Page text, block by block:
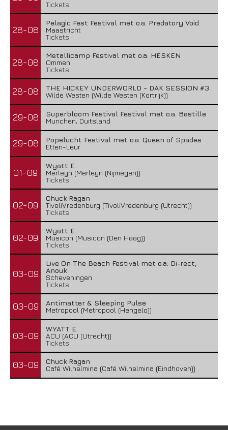
Tickets
28-08
Pelagic Fest Festival met o.a. Predatory Void
Maastricht
Tickets
28-08
Metallicamp Festival met o.a. HESKEN
Ommen
Tickets
28-08
THE HICKEY UNDERWORLD - DAK SESSION #3
Wilde Westen (Wilde Westen (Kortrijk))
29-08
Superbloom Festival Festival met o.a. Bastille
Munchen, Duitsland
29-08
Popelucht Festival met o.a. Queen of Spades
Etten-Leur
01-09
Wyatt E.
Merleyn (Merleyn (Nijmegen))
Tickets
02-09
Chuck Ragan
TivoliVredenburg (TivoliVredenburg (Utrecht))
Tickets
02-09
Wyatt E.
Musicon (Musicon (Den Haag))
Tickets
03-09
Live On The Beach Festival met o.a. Di-rect,
Anouk
Scheveningen
Tickets
03-09
Antimatter & Sleeping Pulse
Metropool (Metropool (Hengelo))
03-09
WYATT E.
ACU (ACU (Utrecht))
Tickets
03-09
Chuck Ragan
Café Wilhelmina (Café Wilhelmina (Eindhoven))